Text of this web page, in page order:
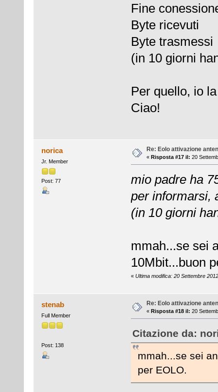
Fine
Byte
Byte
(in 10 giorni
Per quello, io
Ciao!
norica
Jr. Member
Post: 77
Re: Eolo attivazione
« Risposta #17 il: 20
mio padre ha
per informarsi,
(in 10 giorni
mmah...se sei
10Mbit...buon
« Ultima modifica: 20 Settembre
stenab
Full Member
Post: 138
Re: Eolo attivazione
« Risposta #18 il: 20
Citazione da:
mmah...se sei
per EOLO.